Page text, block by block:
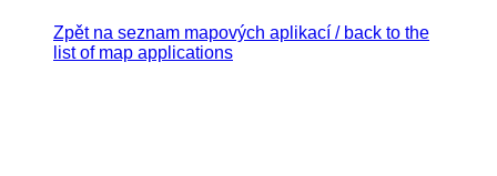
Zpět na seznam mapových aplikací / back to the
list of map applications